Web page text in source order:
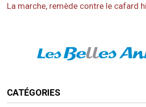
La marche, remède contre le cafard
CATÉGORIES